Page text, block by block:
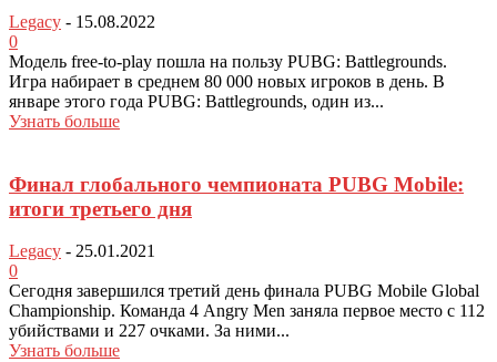
Legacy - 15.08.2022
0
Модель free-to-play пошла на пользу PUBG: Battlegrounds.
Игра набирает в среднем 80 000 новых игроков в день. В
январе этого года PUBG: Battlegrounds, один из...
Узнать больше
Финал глобального чемпионата PUBG Mobile:
итоги третьего дня
Legacy - 25.01.2021
0
Сегодня завершился третий день финала PUBG Mobile Global
Championship. Команда 4 Angry Men заняла первое место с 112
убийствами и 227 очками. За ними...
Узнать больше